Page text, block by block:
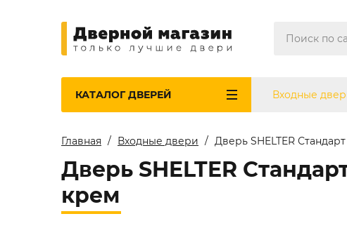
КАТАЛОГДВЕРЕЙ Входные
Главная Входные двери Дверь SHELTER
Дверь SHELTER
крем